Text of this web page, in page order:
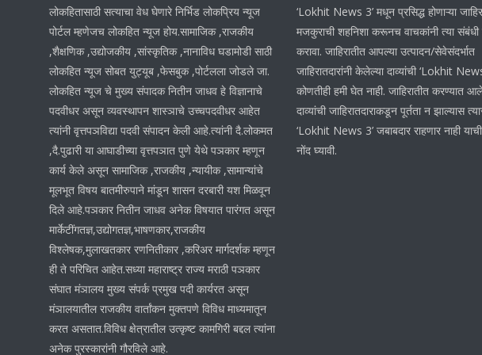
लोकहितासाठी सत्याचा वेध घेणारे निर्भिड लोकप्रिय न्यूज
पोर्टल म्हणेजच लोकहित न्यूज होय.सामाजिक ,राजकीय
,शैक्षणिक ,उद्योजकीय ,सांस्कृतिक ,नानाविध घडामोडी साठी
लोकहित न्यूज सोबत युट्यूब ,फेसबुक ,पोर्टलला जोडले जा.
लोकहित न्यूज चे मुख्य संपादक नितीन जाधव हे विज्ञानाचे
पदवीधर असून व्यवस्थापन शास्ञाचे उच्चपदवीधर आहेत
त्यांनी वृत्तपञविद्या पदवी संपादन केली आहे.त्यांनी दै.लोकमत
,दै.पुढारी या आघाडीच्या वृत्तपञात पुणे येथे पञकार म्हणून
कार्य केले असून सामाजिक ,राजकीय ,न्यायीक ,सामान्यांचे
मूलभूत विषय बातमीरुपाने मांडून शासन दरबारी यश मिळवून
दिले आहे.पञकार नितीन जाधव अनेक विषयात पारंगत असून
मार्केटींगतज्ञ,उद्योगतज्ञ,भाषणकार,राजकीय
विश्लेषक,मुलाखतकार रणनितीकार ,करिअर मार्गदर्शक म्हणून
ही ते परिचित आहेत.सध्या महाराष्ट्र राज्य मराठी पञकार
संघात मंञालय मुख्य संपर्क प्रमुख पदी कार्यरत असून
मंञालयातील राजकीय वार्तांकन मुक्तपणे विविध माध्यमातून
करत असतात.विविध क्षेत्रातील उत्कृष्ट कामगिरी बद्दल त्यांना
अनेक पुरस्कारांनी गौरविले आहे.
‘Lokhit News 3’ मधून प्रसिद्ध होणाऱ्या
मजकुराची शहनिशा करूनच वाचकांनी त्या संबंधी
करावा. जाहिरातीत आपल्या उत्पादन/सेवेसंदर्भात
जाहिरातदारांनी केलेल्या दाव्यांची ‘Lokhit
कोणतीही हमी घेत नाही. जाहिरातीत करण्यात
दाव्यांची जाहिरातदाराकडून पूर्तता न झाल्यास
‘Lokhit News 3’ जबाबदार राहणार नाही
नोंद घ्यावी.